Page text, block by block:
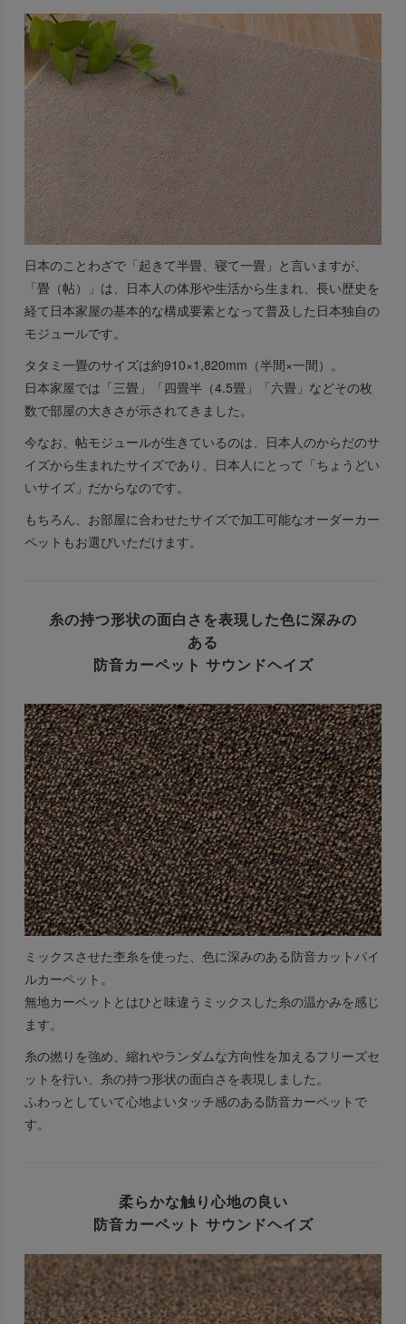
日本のことわざで「起きて半畳、寝て一畳」と言いますが、
「畳（帖）」は、日本人の体形や生活から生まれ、長い歴史を
経て日本家屋の基本的な構成要素となって普及した日本独自の
モジュールです。
タタミ一畳のサイズは約910×1,820mm（半間×一間）。
日本家屋では「三畳」「四畳半（4.5畳」「六畳」などその枚
数で部屋の大きさが示されてきました。
今なお、帖モジュールが生きているのは、日本人のからだのサ
イズから生まれたサイズであり、日本人にとって「ちょうどい
いサイズ」だからなのです。
もちろん、お部屋に合わせたサイズで加工可能なオーダーカー
ペットもお選びいただけます。
糸の持つ形状の面白さを表現した色に深みの
ある
防音カーペット サウンドヘイズ
ミックスさせた杢糸を使った、色に深みのある防音カットパイ
ルカーペット。
無地カーペットとはひと味違うミックスした糸の温かみを感じ
ます。
糸の撚りを強め、縮れやランダムな方向性を加えるフリーズセ
ットを行い、糸の持つ形状の面白さを表現しました。
ふわっとしていて心地よいタッチ感のある防音カーペットで
す。
柔らかな触り心地の良い
防音カーペット サウンドヘイズ